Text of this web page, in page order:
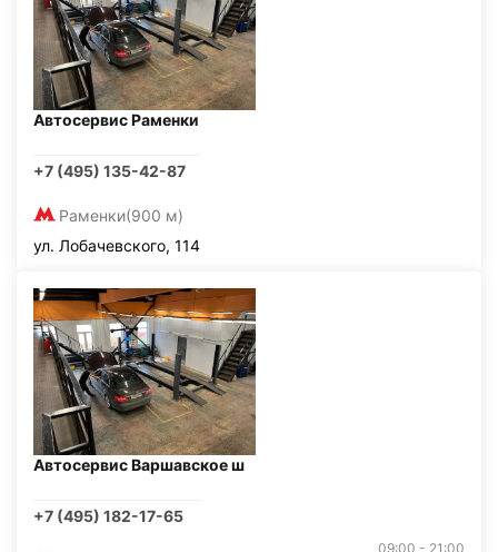
Автосервис Раменки
+7 (495) 135-42-87
Раменки(900 м)
ул. Лобачевского, 114
Автосервис Варшавское ш
+7 (495) 182-17-65
09:00 - 21:00